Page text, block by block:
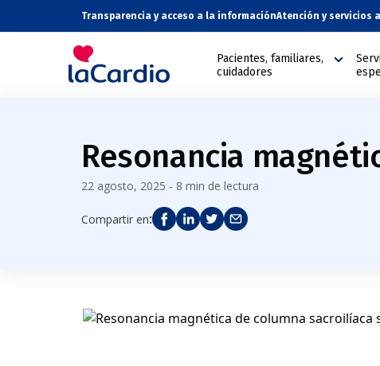
Transparencia y acceso a la informaciónAtención y servicios
Pacientes, familiares,
cuidadores
Resonancia
22 agosto, 2025 - 8 min de lectura
Compartir en: